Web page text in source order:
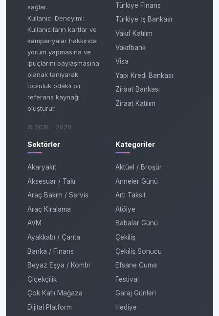
sağlar.
Kullanıcı Deneyimi:
Kullanıcıların kartlar ve
kampanyalar hakkında
yorum yapmasına ve
ipuçlarını paylaşmasına
olanak tanıyarak
topluluk odaklı bir
referans kaynağı
oluşturur.
© 2018 - 2026
Türkiye Finans
Türkiye İş Bankası
Vakıf Katılım
Vakıfbank
Visa
Yapı Kredi Bankası
Ziraat Bankası
Ziraat Katılım
Sektörler
Akaryakıt
Aksesuar / Takı
Araç Bakım / Servis
Araç Kiralama
AVM
Ayakkabı / Çanta
Banka / Finans
Beyaz Eşya / Kombi
Çiçekçilik
Çok Katlı Mağaza
Dijital Platform
Kategoriler
Aktüel / Broşür
Anneler Günü
Artı Taksit
Atölye
Babalar Günü
Çekiliş
Çekiliş Sonucu
Efsane Cuma
Festival
Garaj Günleri
Hediye